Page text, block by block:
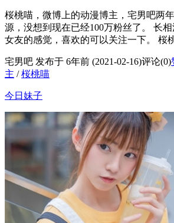
桜桃喵，微博上的动漫博主，宅男吧两
源，没想到现在已经100万粉丝了。 长
女友的感觉，喜欢的可以关注一下。 桜
宅男吧 发布于 6年前 (2021-02-16)评论(0)
主 /桜桃喵
今日妹子